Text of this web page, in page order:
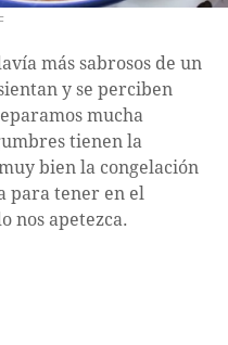
más sabrosos de un
y se perciben
mucha
tienen la
bien la congelación
para tener en el
nos apetezca.